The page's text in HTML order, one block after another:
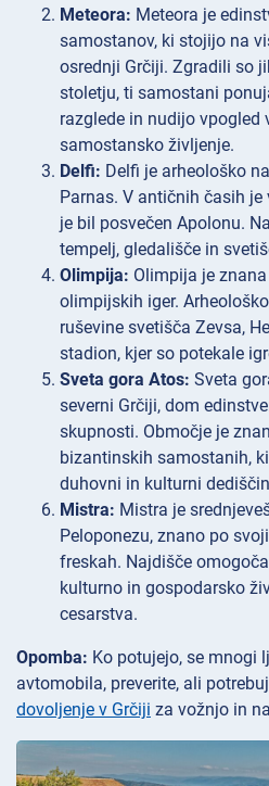
Meteora: Meteora je
samostanov, ki stojijo na
osrednji Grčiji. Zgradili so
stoletju, ti samostani
razglede in nudijo
samostansko življenje.
Delfi: Delfi je arheološko
Parnas. V antičnih časih
je bil posvečen Apolonu.
tempelj, gledališče in
Olimpija: Olimpija je
olimpijskih iger.
ruševine svetišča Zevsa,
stadion, kjer so potekale
Sveta gora Atos: Sveta
severni Grčiji, dom
skupnosti. Območje je
bizantinskih samostanih,
duhovni in kulturni
Mistra: Mistra je
Peloponezu, znano po
freskah. Najdišče
kulturno in gospodarsko
cesarstva.
Opomba: Ko potujejo, se mnogi
avtomobila, preverite, ali
dovoljenje v Grčiji za vožnjo in